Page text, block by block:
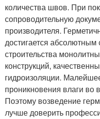
количества швов. При
сопроводительную
производителя.
достигается
строительства
конструкций,
гидроизоляции.
проникновения влаги во
Поэтому возведение
лучше доверить